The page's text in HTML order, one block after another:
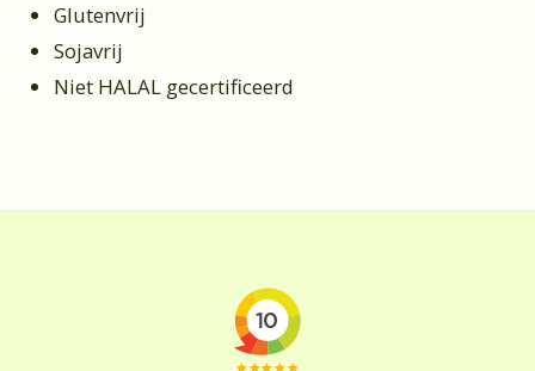
Glutenvrij
Sojavrij
Niet HALAL gecertificeerd